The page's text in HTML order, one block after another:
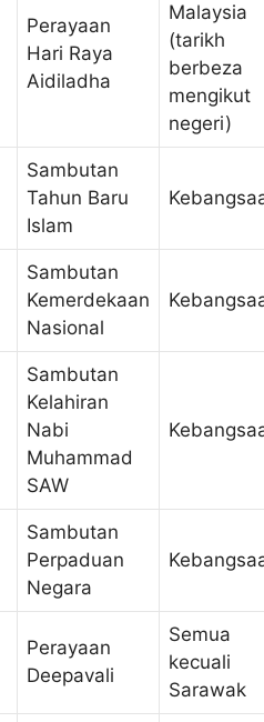
Perayaan
Hari Raya
Aidiladha
Malaysia
(tarikh
berbeza
mengikut
negeri)
Sambutan
Tahun Baru
Islam
Sambutan
Kemerdekaan
Nasional
Sambutan
Kelahiran
Nabi
Muhammad
SAW
Sambutan
Perpaduan
Negara
Perayaan
Deepavali
Semua
kecuali
Sarawak